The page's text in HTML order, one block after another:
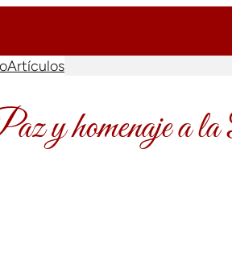
Artículos
y homenaje